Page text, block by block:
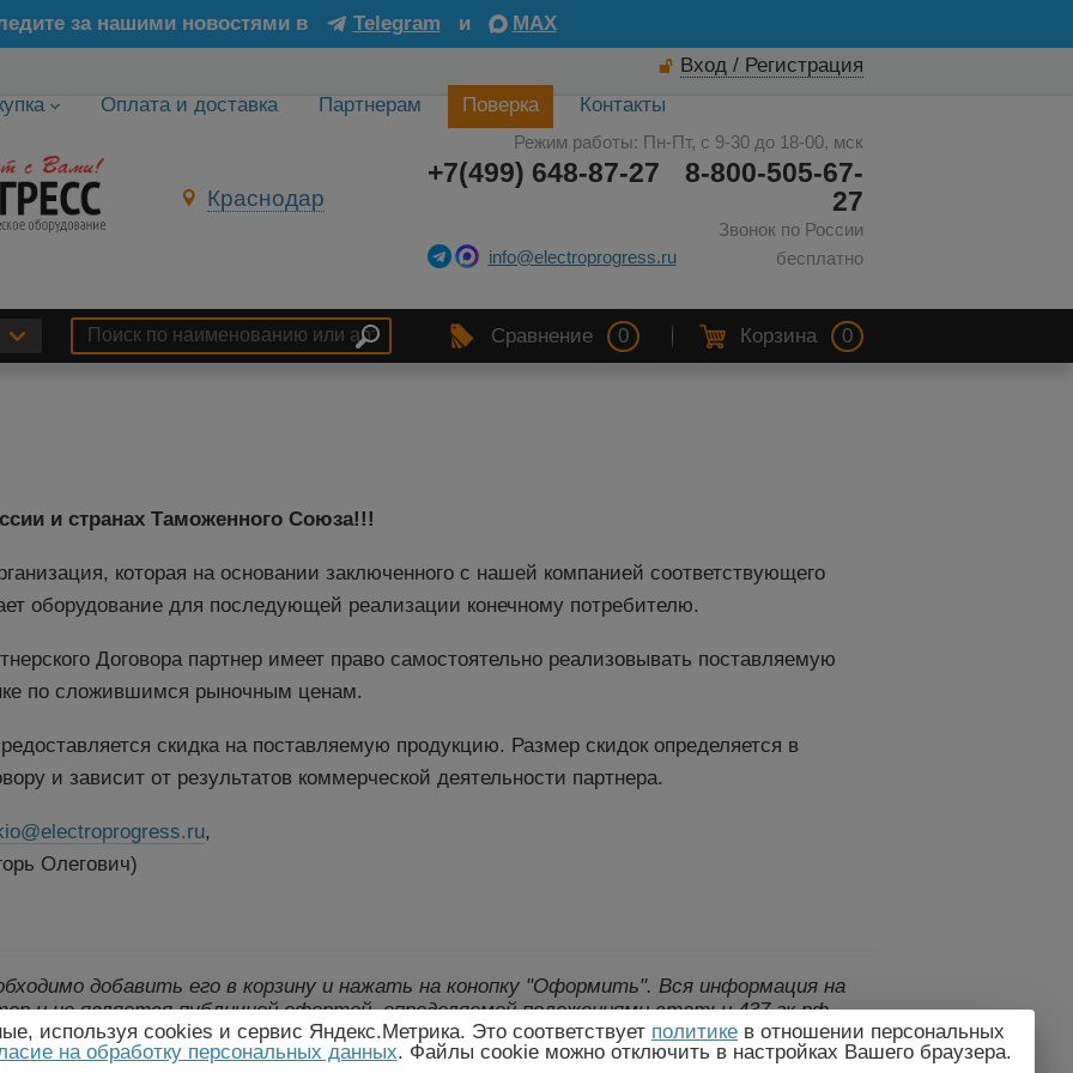
за нашими новостями в Telegram и
MAX
Вход / Регистрация
Оплата и доставка Партнерам Поверка Контакты
Краснодар
Режим работы: Пн-Пт, с 9-30 до 18-00, мск
8-800-505-67-
27
Звонок по России
бесплатно
+7(499) 648-87-27
info@electroprogress.ru
Сравнение 0 Корзина 0
и странах Таможенного Союза!!!
которая на основании заключенного с нашей компанией соответствующего
оборудование для последующей реализации конечному потребителю.
Договора партнер имеет право самостоятельно реализовывать поставляемую
по сложившимся рыночным ценам.
скидка на поставляемую продукцию. Размер скидок определяется в
и зависит от результатов коммерческой деятельности партнера.
,
Олегович)
добавить его в корзину и нажать на конопку "Оформить". Вся информация на
и не является публичной офертой, определяемой положениями статьи 437 гк рф.,
поставки товара могут быть изменены производителем без предварительного
используя cookies и сервис Яндекс.Метрика. Это соответствует политике в отношении персональных
на обработку персональных данных. Файлы cookie можно отключить в настройках Вашего браузера.